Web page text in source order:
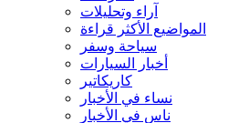
آراء وتحليلات
المواضيع الأكثر قراءة
سياحة وسفر
أخبار السيارات
كاريكاتير
نساء في الأخبار
ناس في الأخبار